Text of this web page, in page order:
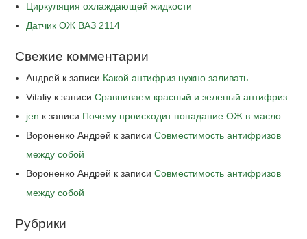
Циркуляция охлаждающей жидкости
Датчик ОЖ ВАЗ 2114
Свежие комментарии
Андрей к записи Какой антифриз нужно заливать
Vitaliy к записиСравниваем красный и зеленый антифриз
jen к записи Почему происходит попадание ОЖ в масло
Вороненко Андрей к записиСовместимость антифризов
между собой
Вороненко Андрей к записиСовместимость антифризов
между собой
Рубрики